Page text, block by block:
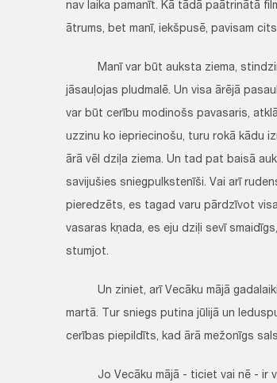
nav laika pamanīt. Kā tādā paātrinātā
ātrums, bet manī, iekšpusē, pavisam
Manī var būt auksta ziema,
jāsauļojas pludmalē. Un visa ārējā
var būt cerību modinošs pavasaris,
uzzinu ko iepriecinošu, turu rokā kādu
ārā vēl dziļa ziema. Un tad pat baisā
savijušies sniegpulkstenīši. Vai arī
pieredzēts, es tagad varu pārdzīvot
vasaras kņada, es eju dziļi sevī
stumjot.
Un ziniet, arī Vecāku mājā gadalaiki
martā. Tur sniegs putina jūlijā un
cerības piepildīts, kad ārā mežonīgs
Jo Vecāku mājā - ticiet vai nē - ir